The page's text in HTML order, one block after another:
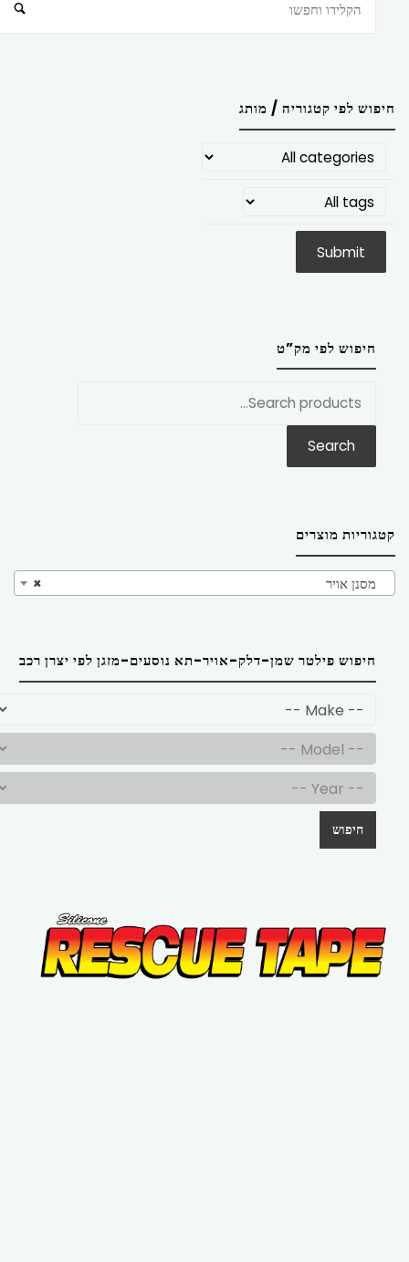
חיפוש לפי קטגוריה / מותג
חיפוש לפי מק”ט
Search
קטגוריות מוצרים
× מסנן אויר
חיפוש פילטר שמן-דלק-אויר-תא נוסעים-מזגן לפי יצרן רכב
חיפוש